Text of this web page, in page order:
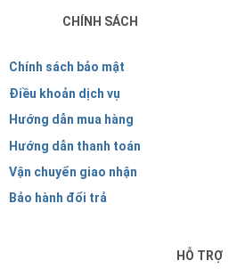
CHÍNH SÁCH
Chính sách bảo mật
Điều khoản dịch vụ
Hướng dẫn mua hàng
Hướng dẫn thanh toán
Vận chuyển giao nhận
Bảo hành đổi trả
HỖ TRỢ